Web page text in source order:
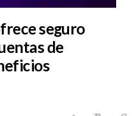
seguro
de